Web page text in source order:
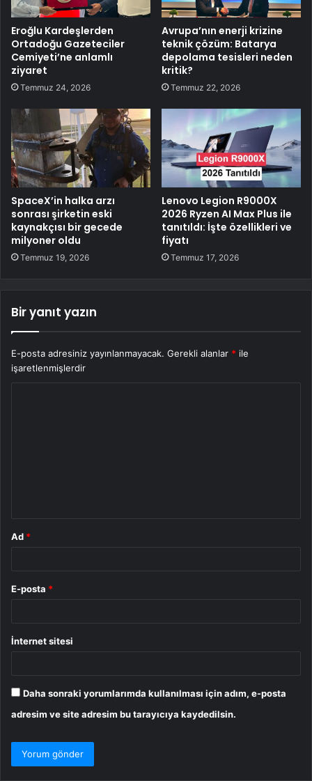
Eroğlu Kardeşlerden
Ortadoğu Gazeteciler
Cemiyeti’ne anlamlı
ziyaret
Temmuz 24, 2026
Avrupa’nın enerji krizine
teknik çözüm: Batarya
depolama tesisleri neden
kritik?
Temmuz 22, 2026
SpaceX’in halka arzı
sonrası şirketin eski
kaynakçısı bir gecede
milyoner oldu
Temmuz 19, 2026
Lenovo Legion R9000X
2026 Ryzen AI Max Plus ile
tanıtıldı: İşte özellikleri ve
fiyatı
Temmuz 17, 2026
Bir yanıt yazın
E-posta adresiniz yayınlanmayacak. Gerekli alanlar * ile
işaretlenmişlerdir
Ad *
E-posta *
İnternet sitesi
Daha sonraki yorumlarımda kullanılması için adım, e-posta
adresim ve site adresim bu tarayıcıya kaydedilsin.